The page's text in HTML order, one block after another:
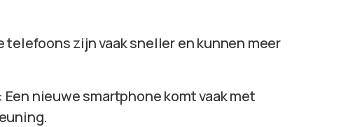
telefoons zijn vaak sneller en kunnen meer
: Een nieuwe smartphone komt vaak met